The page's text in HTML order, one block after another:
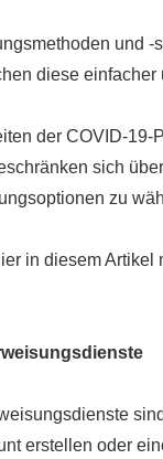
und -
diese
der COVID-
sich
zu
in diesem
erstellen oder